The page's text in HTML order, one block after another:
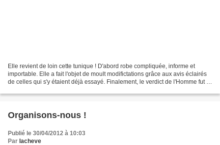
Elle revient de loin cette tunique ! D'abord robe compliquée, informe et
importable. Elle a fait l'objet de moult modifictations grâce aux avis éclairés
de celles qui s'y étaient déjà essayé. Finalement, le verdict de l'Homme fut le
Organisons-nous !
Publié le 30/04/2012 à 10:03
Par lacheve